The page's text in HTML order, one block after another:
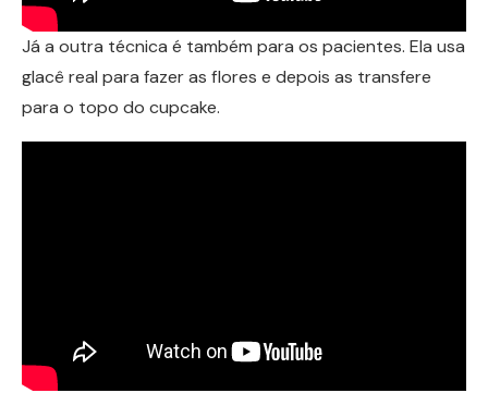
Já a outra técnica é também para os pacientes. Ela usa
glacê real para fazer as flores e depois as transfere
para o topo do cupcake.